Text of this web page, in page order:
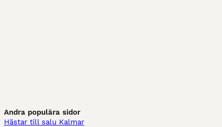
Andra populära sidor
Hästar till salu Kalmar